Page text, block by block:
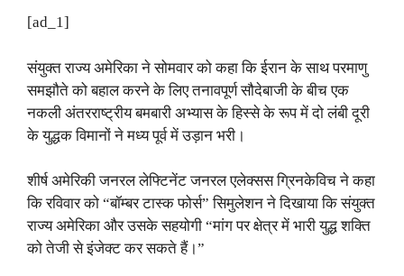
[ad_1]
संयुक्त राज्य अमेरिका ने सोमवार को कहा कि ईरान के साथ परमाणु
समझौते को बहाल करने के लिए तनावपूर्ण सौदेबाजी के बीच एक
नकली अंतरराष्ट्रीय बमबारी अभ्यास के हिस्से के रूप में दो लंबी दूरी
के युद्धक विमानों ने मध्य पूर्व में उड़ान भरी।
शीर्ष अमेरिकी जनरल लेफ्टिनेंट जनरल एलेक्सस ग्रिनकेविच ने कहा
कि रविवार को “बॉम्बर टास्क फोर्स” सिमुलेशन ने दिखाया कि संयुक्त
राज्य अमेरिका और उसके सहयोगी “मांग पर क्षेत्र में भारी युद्ध शक्ति
को तेजी से इंजेक्ट कर सकते हैं।”